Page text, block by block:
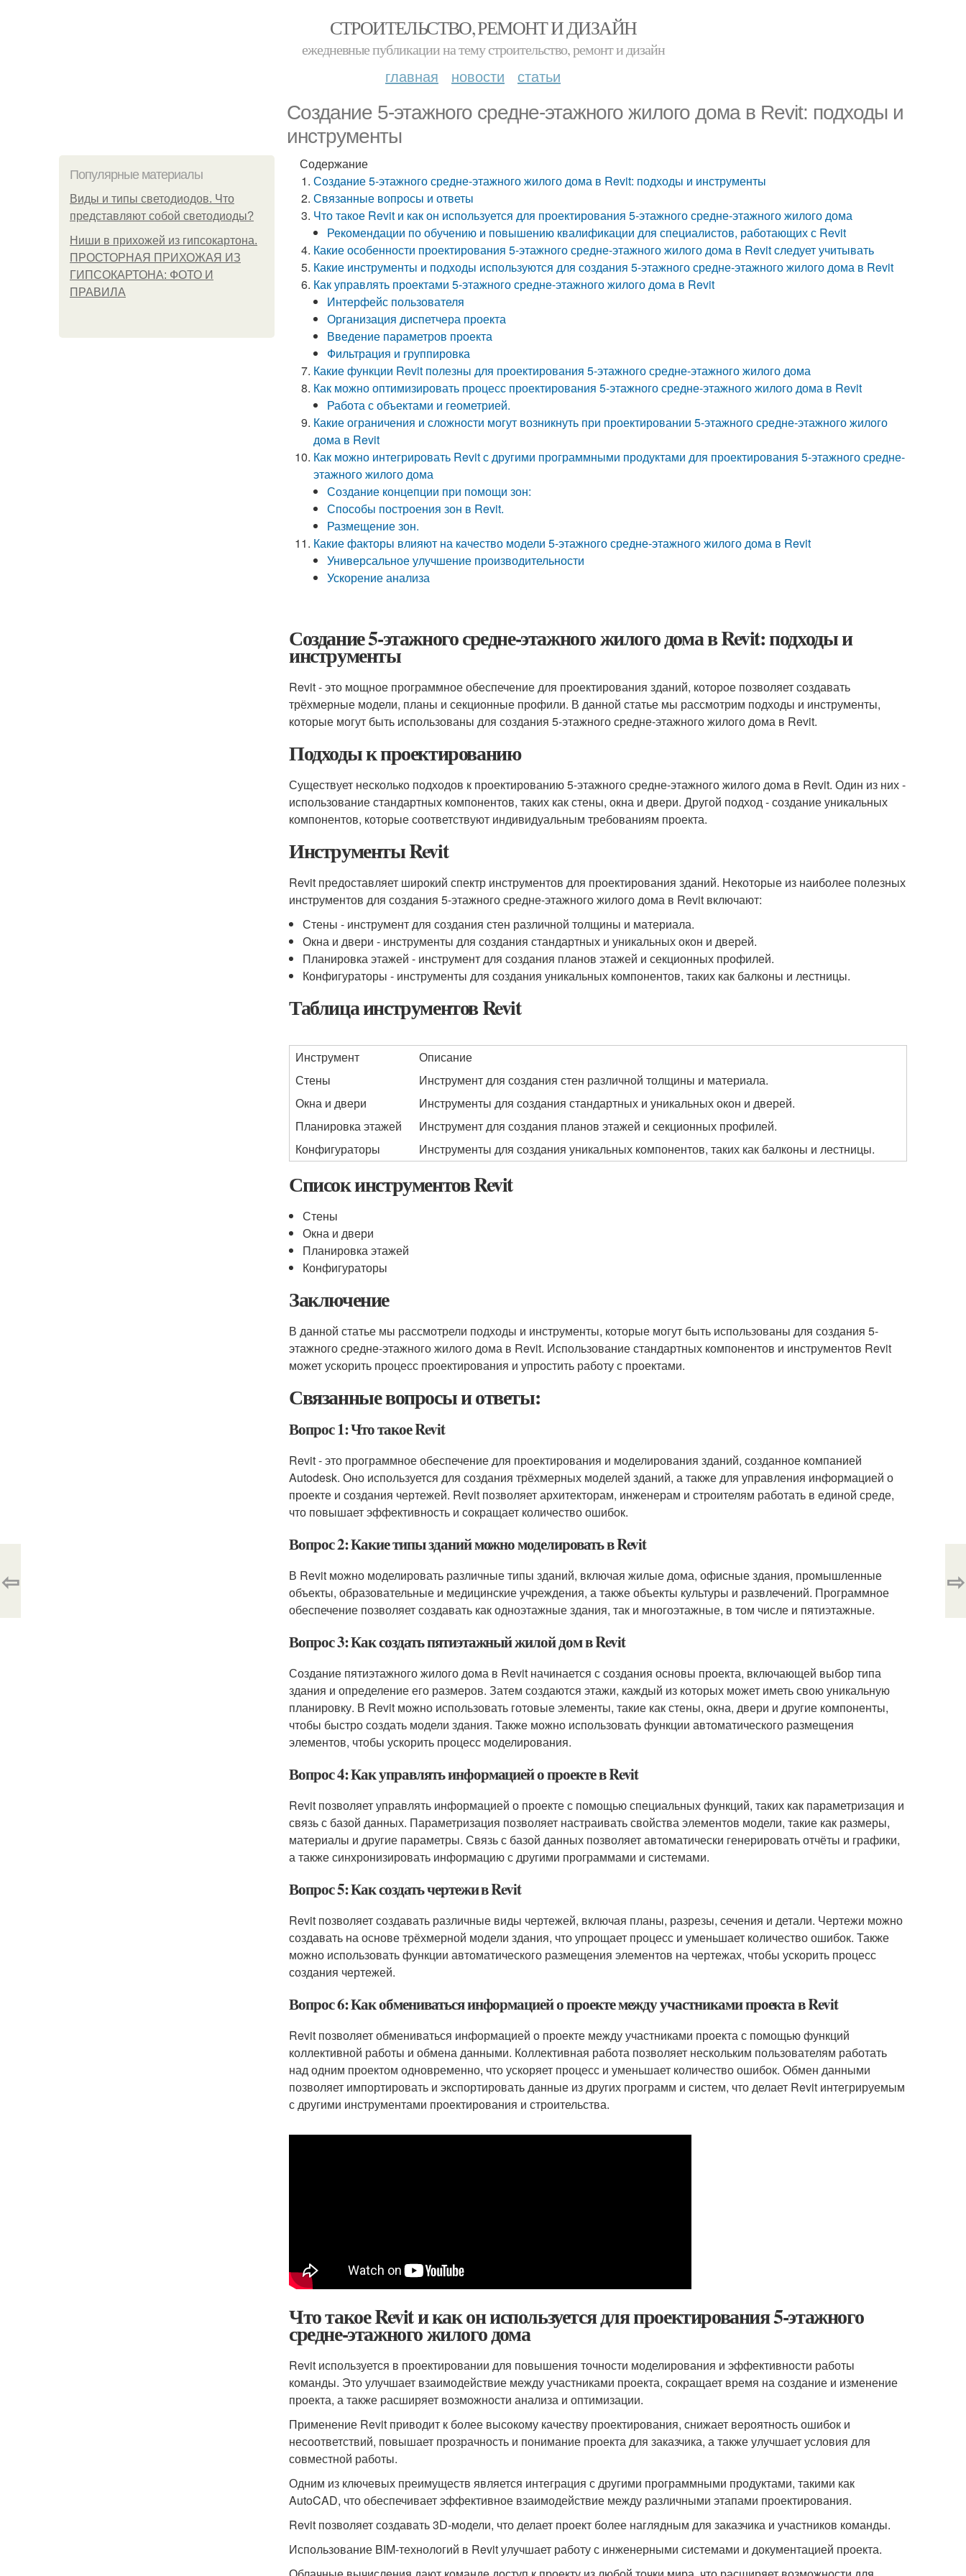
СТРОИТЕЛЬСТВО, РЕМОНТ И ДИЗАЙН
ежедневные публикации на тему строительство, ремонт и дизайн
главная новости статьи
Создание 5-этажного средне-этажного жилого дома в Revit: подходы и
инструменты
Популярные материалы
Виды и типы светодиодов. Что
представляют собой светодиоды?
Ниши в прихожей из гипсокартона.
ПРОСТОРНАЯ ПРИХОЖАЯ ИЗ
ГИПСОКАРТОНА: ФОТО И
ПРАВИЛА
Содержание
Создание 5-этажного средне-этажного жилого дома в Revit: подходы и инструменты
Связанные вопросы и ответы
Что такое Revit и как он используется для проектирования 5-этажного средне-этажного жилого дома
Рекомендации по обучению и повышению квалификации для специалистов, работающих с Revit
Какие особенности проектирования 5-этажного средне-этажного жилого дома в Revit следует учитывать
Какие инструменты и подходы используются для создания 5-этажного средне-этажного жилого дома в Revit
Как управлять проектами 5-этажного средне-этажного жилого дома в Revit
Интерфейс пользователя
Организация диспетчера проекта
Введение параметров проекта
Фильтрация и группировка
Какие функции Revit полезны для проектирования 5-этажного средне-этажного жилого дома
Как можно оптимизировать процесс проектирования 5-этажного средне-этажного жилого дома в Revit
Работа с объектами и геометрией.
Какие ограничения и сложности могут возникнуть при проектировании 5-этажного средне-этажного жилого
дома в Revit
Как можно интегрировать Revit с другими программными продуктами для проектирования 5-этажного средне-
этажного жилого дома
Создание концепции при помощи зон:
Способы построения зон в Revit.
Размещение зон.
Какие факторы влияют на качество модели 5-этажного средне-этажного жилого дома в Revit
Универсальное улучшение производительности
Ускорение анализа
Создание 5-этажного средне-этажного жилого дома в Revit: подходы и
инструменты
Revit - это мощное программное обеспечение для проектирования зданий, которое позволяет создавать
трёхмерные модели, планы и секционные профили. В данной статье мы рассмотрим подходы и инструменты,
которые могут быть использованы для создания 5-этажного средне-этажного жилого дома в Revit.
Подходы к проектированию
Существует несколько подходов к проектированию 5-этажного средне-этажного жилого дома в Revit. Один из них -
использование стандартных компонентов, таких как стены, окна и двери. Другой подход - создание уникальных
компонентов, которые соответствуют индивидуальным требованиям проекта.
Инструменты Revit
Revit предоставляет широкий спектр инструментов для проектирования зданий. Некоторые из наиболее полезных
инструментов для создания 5-этажного средне-этажного жилого дома в Revit включают:
Стены - инструмент для создания стен различной толщины и материала.
Окна и двери - инструменты для создания стандартных и уникальных окон и дверей.
Планировка этажей - инструмент для создания планов этажей и секционных профилей.
Конфигураторы - инструменты для создания уникальных компонентов, таких как балконы и лестницы.
Таблица инструментов Revit
Инструмент
Описание
Стены
Инструмент для создания стен различной толщины и материала.
Окна и двери
Инструменты для создания стандартных и уникальных окон и дверей.
Планировка этажей
Инструмент для создания планов этажей и секционных профилей.
Конфигураторы
Инструменты для создания уникальных компонентов, таких как балконы и лестницы.
Список инструментов Revit
Стены
Окна и двери
Планировка этажей
Конфигураторы
Заключение
В данной статье мы рассмотрели подходы и инструменты, которые могут быть использованы для создания 5-
этажного средне-этажного жилого дома в Revit. Использование стандартных компонентов и инструментов Revit
может ускорить процесс проектирования и упростить работу с проектами.
Связанные вопросы и ответы:
Вопрос 1: Что такое Revit
Revit - это программное обеспечение для проектирования и моделирования зданий, созданное компанией
Autodesk. Оно используется для создания трёхмерных моделей зданий, а также для управления информацией о
проекте и создания чертежей. Revit позволяет архитекторам, инженерам и строителям работать в единой среде,
что повышает эффективность и сокращает количество ошибок.
Вопрос 2: Какие типы зданий можно моделировать в Revit
В Revit можно моделировать различные типы зданий, включая жилые дома, офисные здания, промышленные
объекты, образовательные и медицинские учреждения, а также объекты культуры и развлечений. Программное
обеспечение позволяет создавать как одноэтажные здания, так и многоэтажные, в том числе и пятиэтажные.
Вопрос 3: Как создать пятиэтажный жилой дом в Revit
Создание пятиэтажного жилого дома в Revit начинается с создания основы проекта, включающей выбор типа
здания и определение его размеров. Затем создаются этажи, каждый из которых может иметь свою уникальную
планировку. В Revit можно использовать готовые элементы, такие как стены, окна, двери и другие компоненты,
чтобы быстро создать модели здания. Также можно использовать функции автоматического размещения
элементов, чтобы ускорить процесс моделирования.
Вопрос 4: Как управлять информацией о проекте в Revit
Revit позволяет управлять информацией о проекте с помощью специальных функций, таких как параметризация и
связь с базой данных. Параметризация позволяет настраивать свойства элементов модели, такие как размеры,
материалы и другие параметры. Связь с базой данных позволяет автоматически генерировать отчёты и графики,
а также синхронизировать информацию с другими программами и системами.
Вопрос 5: Как создать чертежи в Revit
Revit позволяет создавать различные виды чертежей, включая планы, разрезы, сечения и детали. Чертежи можно
создавать на основе трёхмерной модели здания, что упрощает процесс и уменьшает количество ошибок. Также
можно использовать функции автоматического размещения элементов на чертежах, чтобы ускорить процесс
создания чертежей.
Вопрос 6: Как обмениваться информацией о проекте между участниками проекта в Revit
Revit позволяет обмениваться информацией о проекте между участниками проекта с помощью функций
коллективной работы и обмена данными. Коллективная работа позволяет нескольким пользователям работать
над одним проектом одновременно, что ускоряет процесс и уменьшает количество ошибок. Обмен данными
позволяет импортировать и экспортировать данные из других программ и систем, что делает Revit интегрируемым
с другими инструментами проектирования и строительства.
Что такое Revit и как он используется для проектирования 5-этажного
средне-этажного жилого дома
Revit используется в проектировании для повышения точности моделирования и эффективности работы
команды. Это улучшает взаимодействие между участниками проекта, сокращает время на создание и изменение
проекта, а также расширяет возможности анализа и оптимизации.
Применение Revit приводит к более высокому качеству проектирования, снижает вероятность ошибок и
несоответствий, повышает прозрачность и понимание проекта для заказчика, а также улучшает условия для
совместной работы.
Одним из ключевых преимуществ является интеграция с другими программными продуктами, такими как
AutoCAD, что обеспечивает эффективное взаимодействие между различными этапами проектирования.
Revit позволяет создавать 3D-модели, что делает проект более наглядным для заказчика и участников команды.
Использование BIM-технологий в Revit улучшает работу с инженерными системами и документацией проекта.
⇦ ⇨